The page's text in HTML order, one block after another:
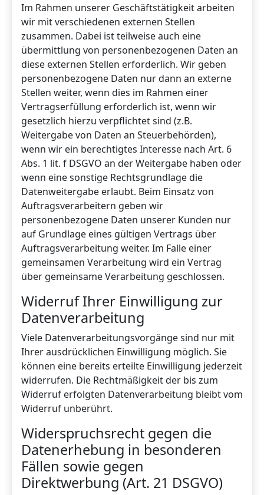
Im Rahmen unserer Geschäftstätigkeit arbeiten
wir mit verschiedenen externen Stellen
zusammen. Dabei ist teilweise auch eine
übermittlung von personenbezogenen Daten an
diese externen Stellen erforderlich. Wir geben
personenbezogene Daten nur dann an externe
Stellen weiter, wenn dies im Rahmen einer
Vertragserfüllung erforderlich ist, wenn wir
gesetzlich hierzu verpflichtet sind (z.B.
Weitergabe von Daten an Steuerbehörden),
wenn wir ein berechtigtes Interesse nach Art. 6
Abs. 1 lit. f DSGVO an der Weitergabe haben oder
wenn eine sonstige Rechtsgrundlage die
Datenweitergabe erlaubt. Beim Einsatz von
Auftragsverarbeitern geben wir
personenbezogene Daten unserer Kunden nur
auf Grundlage eines gültigen Vertrags über
Auftragsverarbeitung weiter. Im Falle einer
gemeinsamen Verarbeitung wird ein Vertrag
über gemeinsame Verarbeitung geschlossen.
Widerruf Ihrer Einwilligung zur
Datenverarbeitung
Viele Datenverarbeitungsvorgänge sind nur mit
Ihrer ausdrücklichen Einwilligung möglich. Sie
können eine bereits erteilte Einwilligung jederzeit
widerrufen. Die Rechtmäßigkeit der bis zum
Widerruf erfolgten Datenverarbeitung bleibt vom
Widerruf unberührt.
Widerspruchsrecht gegen die
Datenerhebung in besonderen
Fällen sowie gegen
Direktwerbung (Art. 21 DSGVO)